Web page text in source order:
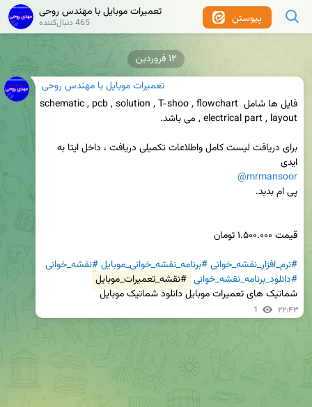
پیوستن تعمیرات موبایل با مهندس روحی
465 دنبال‌کننده
تعمیرات موبایل با مهندس روحی
فایل ها شامل schematic , pcb , solution , T-shoo , flowchart
ایدی
@mrmansoor
#نرم_افزار_نقشه_خوانی#برنامه_نقشه_خوانی_موبایل#نقشه_خوانی
#دانلود_برنامه_نقشه_خوانی #نقشه_تعمیرات_موبایل
شماتیک های تعمیرات موبایل دانلود شماتیک موبایل
1 ۲۲:۴۳
۱۲ فروردین